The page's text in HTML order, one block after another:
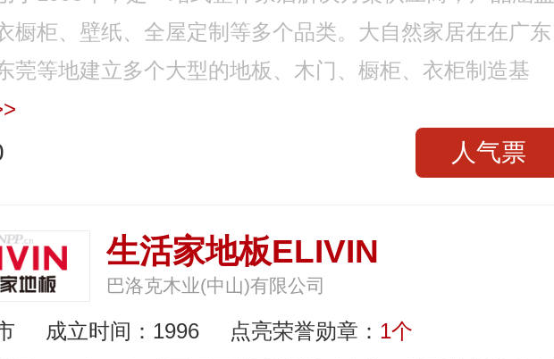
橱柜、壁纸、全屋定制等多个品类。大自然家居在在广东
莞等地建立多个大型的地板、木门、橱柜、衣柜制造基
人气票
生活家地板ELIVIN
巴洛克木业(中山)有限公司
成立时间：1996 点亮荣誉勋章： 1个